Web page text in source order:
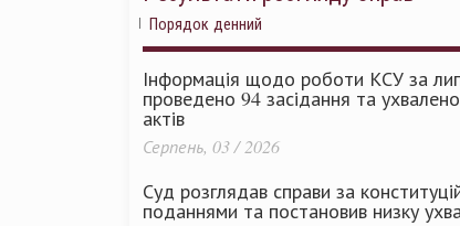
Порядок денний
Інформація щодо роботи КСУ за
проведено 94 засідання та
актів
Серпень, 03 / 2026
Суд розглядав справи за
поданнями та постановив низку